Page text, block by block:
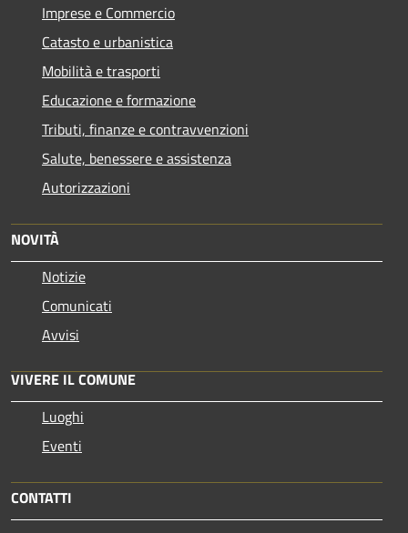
Imprese e Commercio
Catasto e urbanistica
Mobilità e trasporti
Educazione e formazione
Tributi, finanze e contravvenzioni
Salute, benessere e assistenza
Autorizzazioni
NOVITÀ
Notizie
Comunicati
Avvisi
VIVERE IL COMUNE
Luoghi
Eventi
CONTATTI